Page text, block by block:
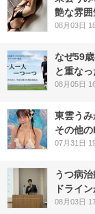
艶な雰囲
08月03日
なぜ59
と重なっ
08月05日
東雲うみ
その他の
07月31日
うつ病
ドライ
08月03日